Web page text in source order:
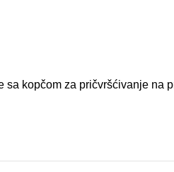
sa kopčom za pričvršćivanje na